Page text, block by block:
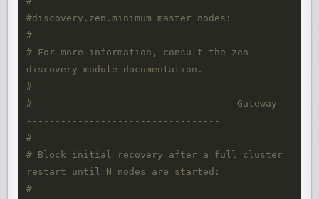
#discovery.zen.minimum_master_nodes:
#
# For more information, consult the zen
discovery module documentation.
#
# ---------------------------------- Gateway -
----------------------------------
#
# Block initial recovery after a full cluster
restart until N nodes are started:
#